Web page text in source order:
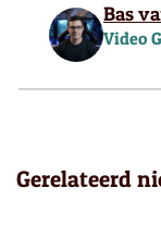
Bas
Video
Gerelateerd